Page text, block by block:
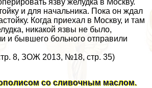
язву желудка в Москву.
и для начальника. Пока он ждал
Когда приехал в Москву, и там
никакой язвы не было,
и бывшего больного отправили
8, ЗОЖ 2013, №18, стр. 35)
со сливочным маслом.